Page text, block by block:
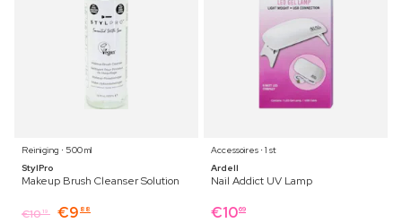
Reiniging ⋅ 500 ml
StylPro
Makeup Brush Cleanser Solution
€1019 €9 88
Accessoires ⋅ 1 st
Ardell
Nail Addict UV Lamp
€1069